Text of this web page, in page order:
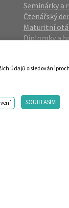
Seminárky a
Čtenářský
Maturitní
Diplomky a
Přijímací
údajů o sledování
SOUHLASÍM